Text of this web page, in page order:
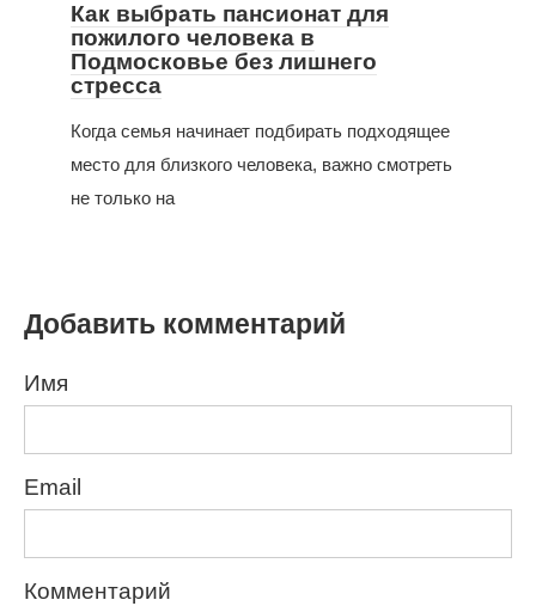
Как выбрать пансионат для
пожилого человека в
Подмосковье без лишнего
стресса
Когда семья начинает подбирать подходящее
место для близкого человека, важно смотреть
не только на
Добавить комментарий
Имя
Email
Комментарий